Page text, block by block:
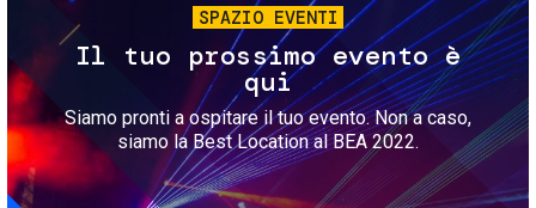
SPAZIO EVENTI
Il tuo prossimo evento è
qui
Siamo pronti a ospitare il tuo evento. Non a caso,
siamo la Best Location al BEA 2022.